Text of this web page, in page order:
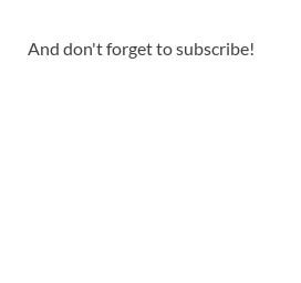
And don't forget to subscribe!